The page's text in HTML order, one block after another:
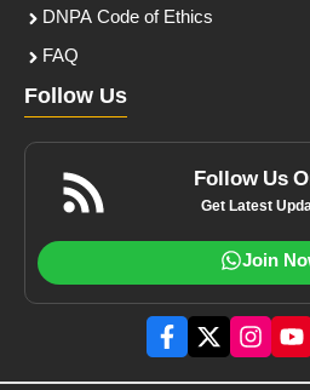
DNPA Code of Ethics
FAQ
Follow Us
Follow Us
Get Latest
Join